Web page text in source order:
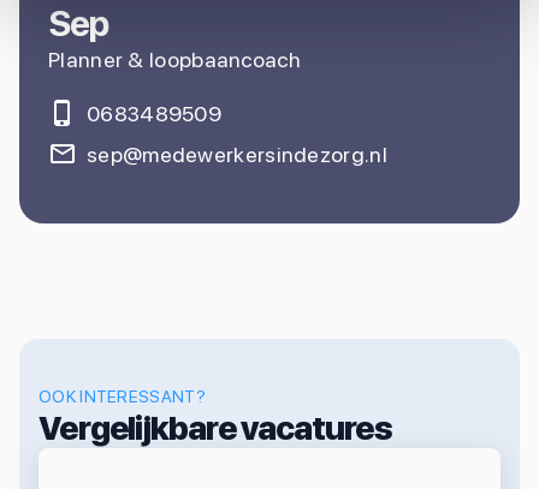
Sep
Planner & loopbaancoach
0683489509
sep@medewerkersindezorg.nl
OOK INTERESSANT?
Vergelijkbare vacatures